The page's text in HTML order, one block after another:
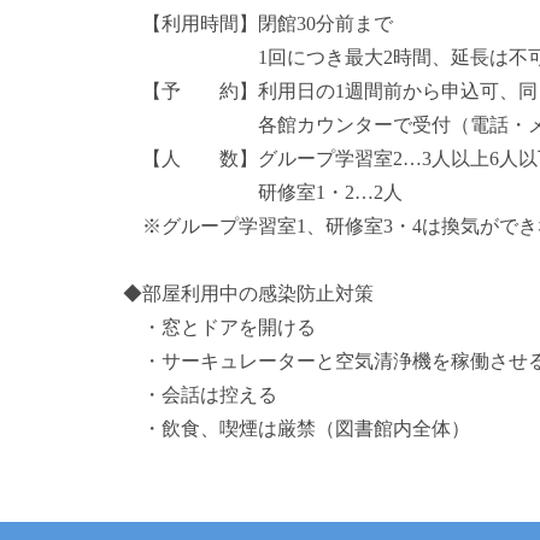
【利用時間】閉館30分前まで
1回につき最大2時間、延長は不
【予 約】利用日の1週間前から申込可、同
各館カウンターで受付（電話・メー
【人 数】グループ学習室2…3人以上6人以
研修室1・2…2人
※グループ学習室1、研修室3・4は換気がで
◆部屋利用中の感染防止対策
・窓とドアを開ける
・サーキュレーターと空気清浄機を稼働させ
・会話は控える
・飲食、喫煙は厳禁（図書館内全体）